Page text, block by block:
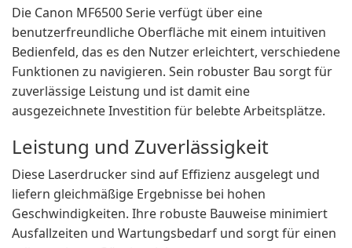
Die Canon MF6500 Serie verfügt über eine
benutzerfreundliche Oberfläche mit einem intuitiven
Bedienfeld, das es den Nutzer erleichtert, verschiedene
Funktionen zu navigieren. Sein robuster Bau sorgt für
zuverlässige Leistung und ist damit eine
ausgezeichnete Investition für belebte Arbeitsplätze.
Leistung und Zuverlässigkeit
Diese Laserdrucker sind auf Effizienz ausgelegt und
liefern gleichmäßige Ergebnisse bei hohen
Geschwindigkeiten. Ihre robuste Bauweise minimiert
Ausfallzeiten und Wartungsbedarf und sorgt für einen